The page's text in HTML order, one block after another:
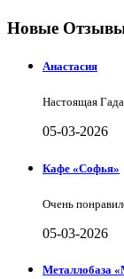
Новые
Анастасия
Настоящая
05-03-2026
Кафе «Софья»
Очень
05-03-2026
Металлобаза